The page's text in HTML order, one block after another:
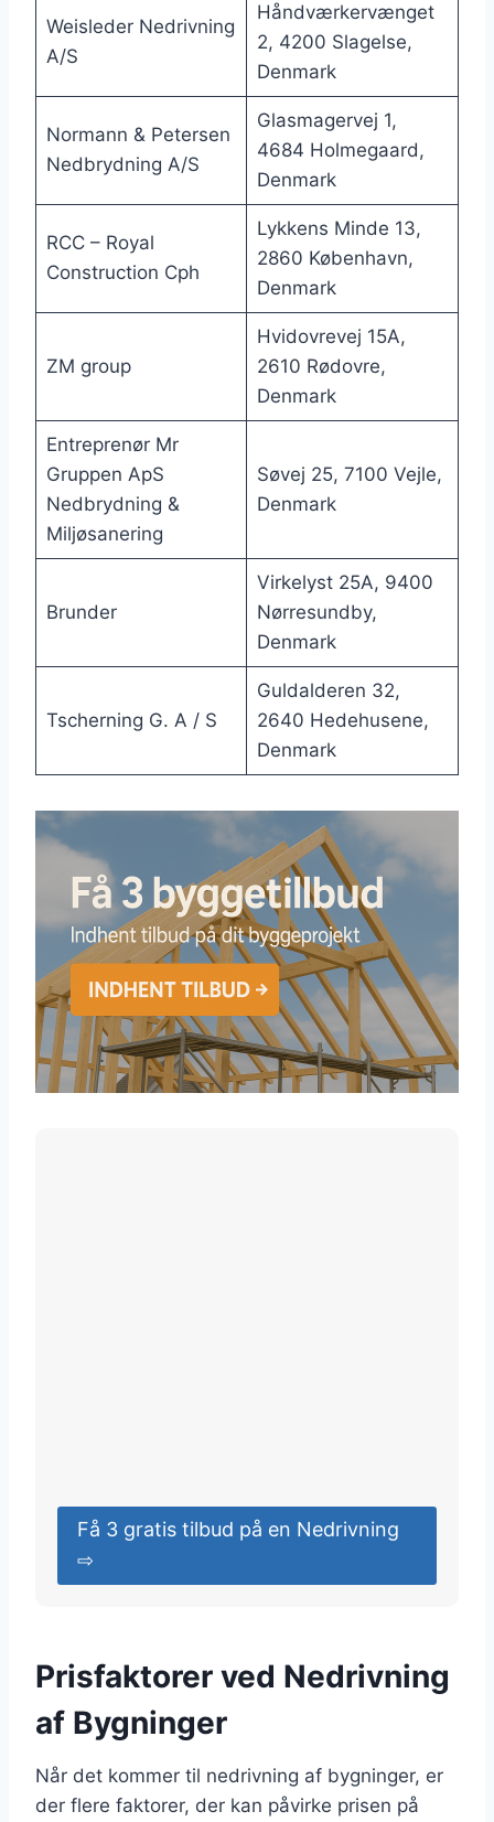
Weisleder Nedrivning
A/S
Håndværkervænget
2, 4200 Slagelse,
Denmark
Normann & Petersen
Nedbrydning A/S
Glasmagervej 1,
4684 Holmegaard,
Denmark
RCC – Royal
Construction Cph
Lykkens Minde 13,
2860 København,
Denmark
ZM group
Hvidovrevej 15A,
2610 Rødovre,
Denmark
Entreprenør Mr
Gruppen ApS
Nedbrydning &
Miljøsanering
Søvej 25, 7100 Vejle,
Denmark
Brunder
Virkelyst 25A, 9400
Nørresundby,
Denmark
Tscherning G. A / S
Guldalderen 32,
2640 Hedehusene,
Denmark
Få 3 gratis tilbud på en Nedrivning
⇨
Prisfaktorer ved Nedrivning
af Bygninger
Når det kommer til nedrivning af bygninger, er
der flere faktorer, der kan påvirke prisen på